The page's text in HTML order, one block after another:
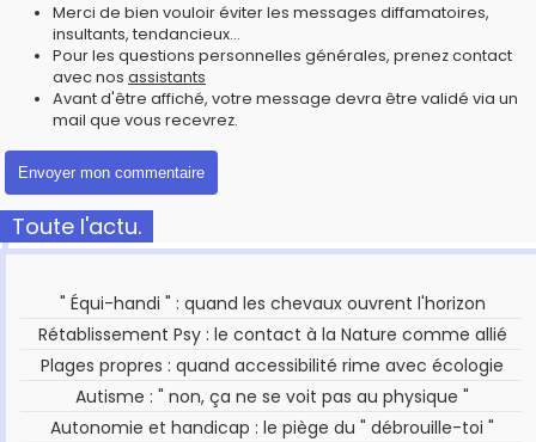
Merci de bien vouloir éviter les messages diffamatoires,
insultants, tendancieux...
Pour les questions personnelles générales, prenez contact
avec nos assistants
Avant d'être affiché, votre message devra être validé via un
mail que vous recevrez.
Toute l'actu.
" Équi-handi " : quand les chevaux ouvrent l'horizon
Rétablissement Psy : le contact à la Nature comme allié
Plages propres : quand accessibilité rime avec écologie
Autisme : " non, ça ne se voit pas au physique "
Autonomie et handicap : le piège du " débrouille-toi "